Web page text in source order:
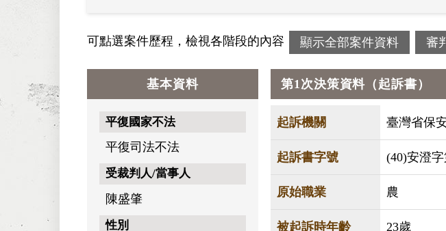
可點選案件歷程，檢視各階段的內容 顯示全部案件資料 審
基本資料
平復國家不法
平復司法不法
受裁判人/當事人
陳盛肇
性別
第1次決策資料（起訴書）
起訴機關 臺灣省保
起訴書字號 (40)安澄
原始職業 農
被起訴時年齡 23歲